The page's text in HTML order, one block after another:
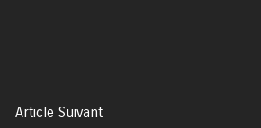
Article Suivant